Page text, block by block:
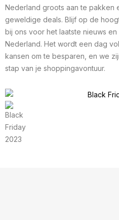
Nederland groots aan te pakken
geweldige deals. Blijf op de
bij ons voor het laatste nieuws
Nederland. Het wordt een dag
kansen om te besparen, en we
stap van je shoppingavontuur.